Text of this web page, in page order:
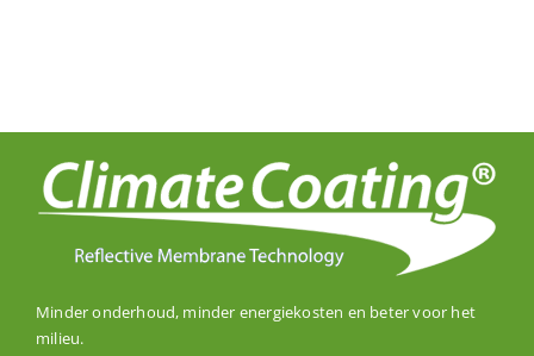
Minder onderhoud, minder energiekosten en beter voor het
milieu.